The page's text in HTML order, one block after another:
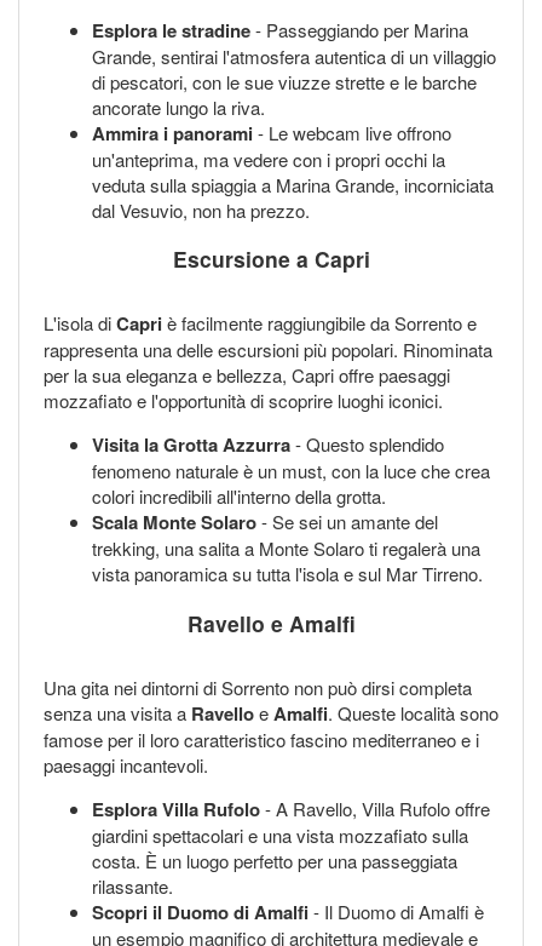
Esplora le stradine- Passeggiando per Marina
Grande, sentirai l'atmosfera autentica di un villaggio
di pescatori, con le sue viuzze strette e le barche
ancorate lungo la riva.
Ammira i panorami- Le webcam live offrono
un'anteprima, ma vedere con i propri occhi la
veduta sulla spiaggia a Marina Grande, incorniciata
dal Vesuvio, non ha prezzo.
Escursione a Capri
L'isola diCapriè facilmente raggiungibile da Sorrento e
rappresenta una delle escursioni più popolari. Rinominata
per la sua eleganza e bellezza, Capri offre paesaggi
mozzafiato e l'opportunità di scoprire luoghi iconici.
Visita la Grotta Azzurra- Questo splendido
fenomeno naturale è un must, con la luce che crea
colori incredibili all'interno della grotta.
Scala Monte Solaro- Se sei un amante del
trekking, una salita a Monte Solaro ti regalerà una
vista panoramica su tutta l'isola e sul Mar Tirreno.
Ravello e Amalfi
Una gita nei dintorni di Sorrento non può dirsi completa
senza una visita a RavelloeAmalfi. Queste località sono
famose per il loro caratteristico fascino mediterraneo e i
paesaggi incantevoli.
Esplora Villa Rufolo- A Ravello, Villa Rufolo offre
giardini spettacolari e una vista mozzafiato sulla
costa. È un luogo perfetto per una passeggiata
rilassante.
Scopri il Duomo di Amalfi - Il Duomo di Amalfi è
un esempio magnifico di architettura medievale e